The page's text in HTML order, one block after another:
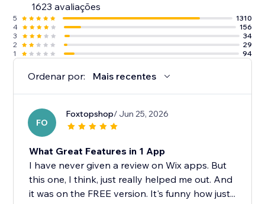
1623 avaliações
5
1310
4
156
3
34
2
29
1
94
Ordenar por: Mais recentes
FO
Foxtopshop/ Jun 25, 2026
What Great Features in 1 App
I have never given a review on Wix apps. But
this one, I think, just really helped me out. And
it was on the FREE version. It's funny how just...